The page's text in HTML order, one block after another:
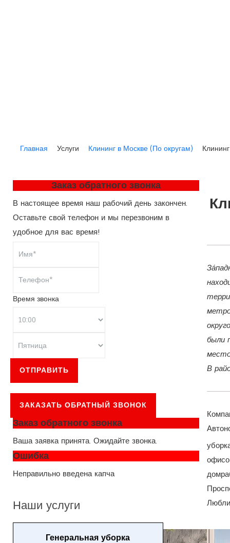
Главная Услуги Клининг в Москве (По округам)
были
В
Заказ обратного звонка
В настоящее время наш рабочий день закончен.
Оставьте свой телефон и мы перезвоним в
удобное для вас время!
Время звонка
ОТПРАВИТЬ
ЗАКАЗАТЬ ОБРАТНЫЙ ЗВОНОК
Заказ обратного звонка
Ваша заявка принята. Ожидайте звонка.
Ошибка
Неправильно введена капча
Наши услуги
Генеральная уборка